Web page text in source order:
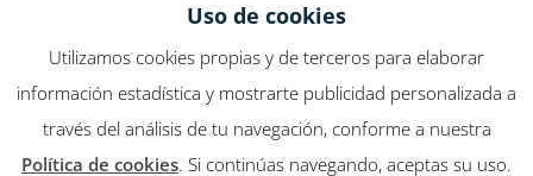
Federación de Empresarios del Guadalhorce, FEDELHORCE
Uso de cookies
Utilizamos cookies propias y de terceros para elaborar
información estadística y mostrarte publicidad personalizada a
través del análisis de tu navegación, conforme a nuestra
Política de cookies. Si continúas navegando, aceptas su uso.